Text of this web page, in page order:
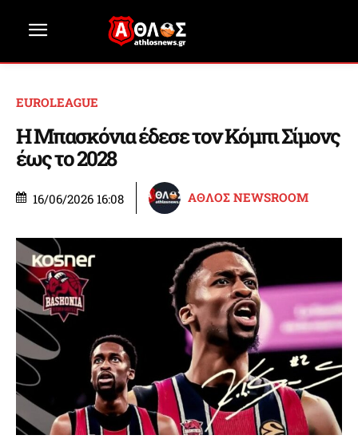
EUROLEAGUE
Η Μπασκόνια έδεσε τον Κόμπι Σίμονς
έως το 2028
16/06/2026 16:08 ΑΘΛΟΣ NEWSROOM